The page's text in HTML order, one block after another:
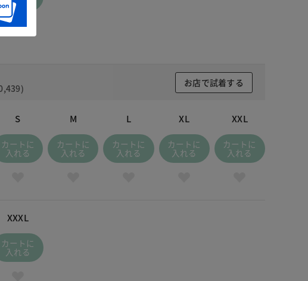
)
お店で試着する
S
カートに
入れる
M
カートに
入れる
L
カートに
入れる
XL
カートに
入れる
XXL
カートに
入れる
XXXL
カートに
入れる